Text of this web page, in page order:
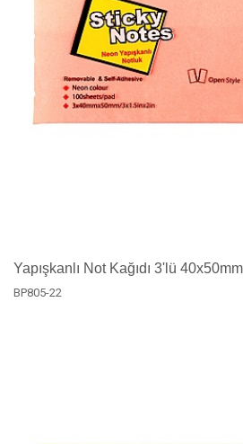
Yapışkanlı Not Kağıdı 3'lü
BP805-22